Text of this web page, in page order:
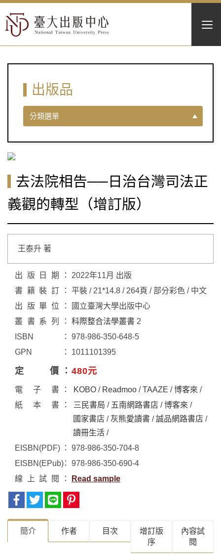
出版品
分類選單
去法院相告──日治台灣司法正
義觀的轉型（增訂版）
王泰升 著
出版日期
2022年11月 出版
書籍裝訂
平裝 / 21*14.8 / 264頁 / 部分彩色 / 中文
出版單位
國立臺灣大學出版中心
叢書系列
科際整合法學叢書 2
ISBN
978-986-350-648-5
GPN
1011101395
定價 480元
電子書 KOBO / Readmoo /TAAZE /博客來 /
紙本書
三民書局 / 五南網路書店 /博客來 /
國家書店 / 灰熊愛讀書 /誠品網路書店 /
讀冊生活 /
EISBN(PDF)
978-986-350-704-8
EISBN(EPub)
978-986-350-690-4
線上試閱
Read sample
簡介 作者 目次
增訂版
序
內容試
閱